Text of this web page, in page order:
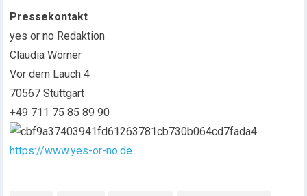
Pressekontakt
yes or no Redaktion
Claudia Wörner
Vor dem Lauch 4
70567 Stuttgart
+49 711 75 85 89 90
https://www.yes-or-no.de